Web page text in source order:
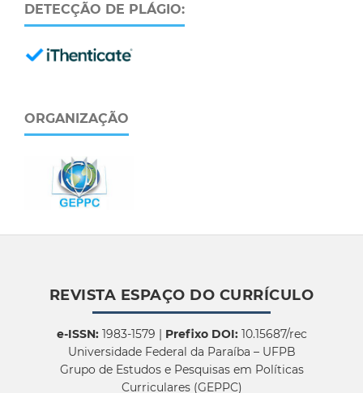
DETECÇÃO DE PLÁGIO:
ORGANIZAÇÃO
REVISTA ESPAÇO DO CURRÍCULO
e-ISSN:1983-1579 | Prefixo DOI:10.15687/rec
Universidade Federal da Paraíba – UFPB
Grupo de Estudos e Pesquisas em Políticas
Curriculares (GEPPC)